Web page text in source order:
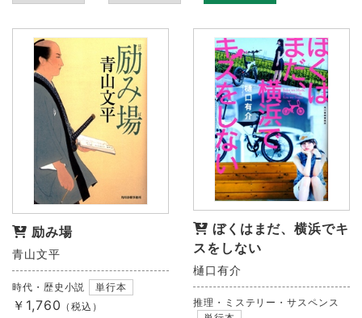
励み場
青山文平
時代・歴史小説 単行本
￥1,760 （税込）
ぼくはまだ、横浜でキ
スをしない
樋口有介
推理・ミステリー・サスペンス